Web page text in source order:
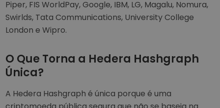
Piper, FIS WorldPay, Google, IBM, LG, Magalu, Nomura,
Swirlds, Tata Communications, University College
London e Wipro.
O Que Torna a Hedera Hashgraph
Única?
A Hedera Hashgraph é única porque é uma